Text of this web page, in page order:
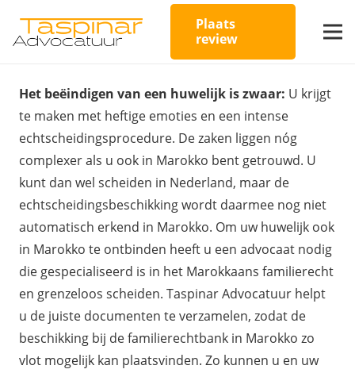
Plaats
review
Het beëindigen van een huwelijk is zwaar: U krijgt
te maken met heftige emoties en een intense
echtscheidingsprocedure. De zaken liggen nóg
complexer als u ook in Marokko bent getrouwd. U
kunt dan wel scheiden in Nederland, maar de
echtscheidingsbeschikking wordt daarmee nog niet
automatisch erkend in Marokko. Om uw huwelijk ook
in Marokko te ontbinden heeft u een advocaat nodig
die gespecialiseerd is in het Marokkaans familierecht
en grenzeloos scheiden. Taspinar Advocatuur helpt
u de juiste documenten te verzamelen, zodat de
beschikking bij de familierechtbank in Marokko zo
vlot mogelijk kan plaatsvinden. Zo kunnen u en uw